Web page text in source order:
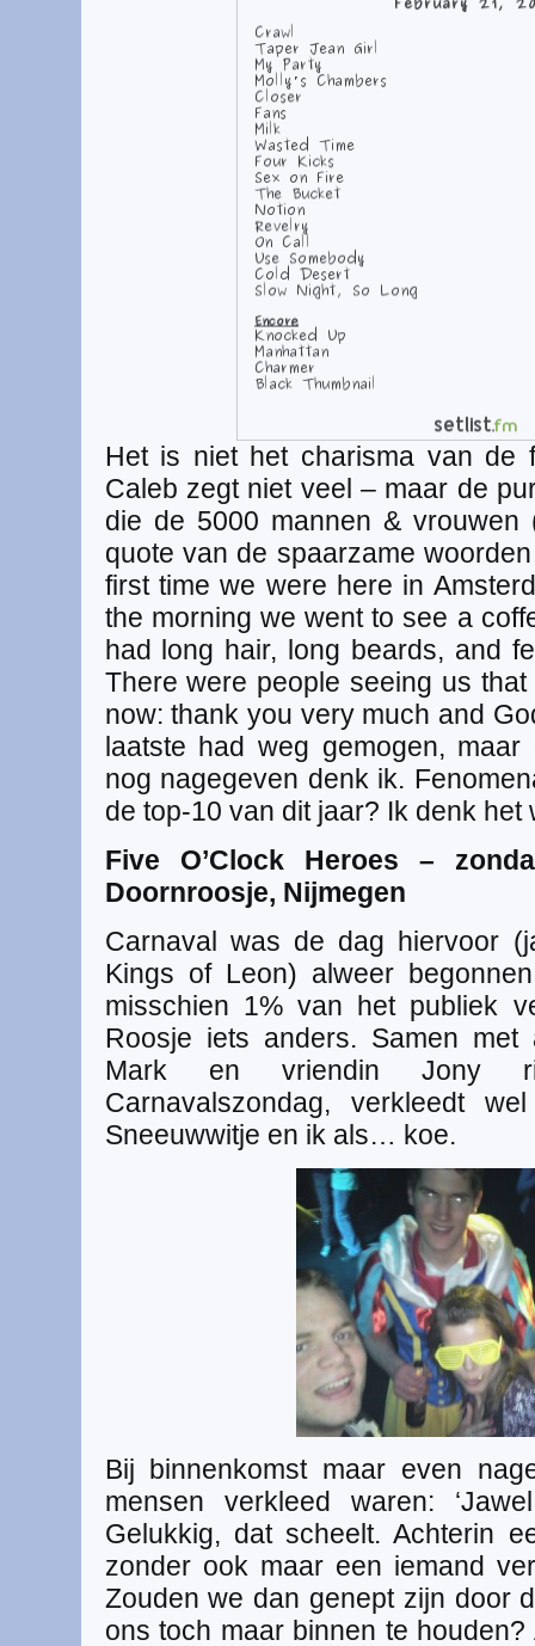
Het is niet het charisma van de
Caleb zegt niet veel – maar de
die de 5000 mannen & vrouwen
quote van de spaarzame
first time we were here in
the morning we went to see a
had long hair, long beards, and
There were people seeing us
now: thank you very much and
laatste had weg gemogen,
nog nagegeven denk ik.
de top-10 van dit jaar? Ik denk
Five O’Clock Heroes –
Doornroosje, Nijmegen
Carnaval was de dag hiervoor
Kings of Leon) alweer
misschien 1% van het publiek
Roosje iets anders. Samen met
Mark en vriendin Jony
Carnavalszondag, verkleedt
Sneeuwwitje en ik als… koe.
Bij binnenkomst maar even
mensen verkleed waren:
Gelukkig, dat scheelt. Achterin
zonder ook maar een iemand
Zouden we dan genept zijn door
ons toch maar binnen te